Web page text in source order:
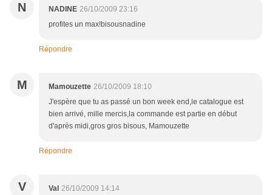
N NADINE 26/10/2009 23:16
profites un max!bisousnadine
Répondre
M Mamouzette 26/10/2009 18:10
J'espère que tu as passé un bon week end,le catalogue est
bien arrivé, mille mercis,la commande est partie en début
d'après midi,gros gros bisous, Mamouzette
Répondre
V Val 26/10/2009 14:14